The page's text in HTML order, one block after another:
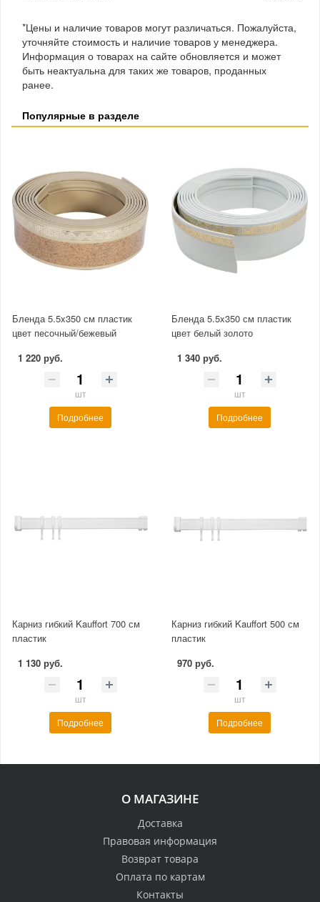
*Цены и наличие товаров могут различаться. Пожалуйста,
уточняйте стоимость и наличие товаров у менеджера.
Информация о товарах на сайте обновляется и может
быть неактуальна для таких же товаров, проданных
ранее.
Популярные в разделе
Бленда 5.5x350 см пластик
цвет песочный/бежевый
1 220 руб.
шт
Подробнее
Бленда 5.5x350 см пластик
цвет белый золото
1 340 руб.
шт
Подробнее
Карниз гибкий Kauffort 700 см
пластик
1 130 руб.
шт
Подробнее
Карниз гибкий Kauffort 500 см
пластик
970 руб.
шт
Подробнее
О МАГАЗИНЕ
Доставка
Правовая информация
Возврат товара
Оплата по картам
Контакты